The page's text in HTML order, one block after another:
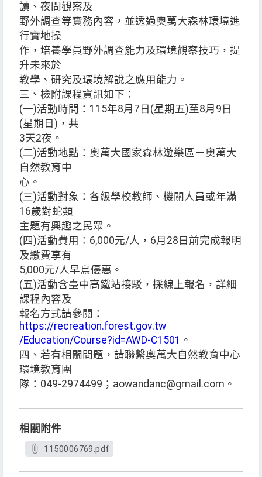
讀、夜間觀察及
野外調查等實務內容，並透過奧萬大森林環境進
行實地操
作，培養學員野外調查能力及環境觀察技巧，提
升未來於
教學、研究及環境解說之應用能力。
三、檢附課程資訊如下：
(一)活動時間：115年8月7日(星期五)至8月9日
(星期日)，共
3天2夜。
(二)活動地點：奧萬大國家森林遊樂區－奧萬大
自然教育中
心。
(三)活動對象：各級學校教師、機關人員或年滿
16歲對蛇類
主題有興趣之民眾。
(四)活動費用：6,000元/人，6月28日前完成報明
及繳費享有
5,000元/人早鳥優惠。
(五)活動含臺中高鐵站接駁，採線上報名，詳細
課程內容及
報名方式請參閱：
https://recreation.forest.gov.tw
/Education/Course?id=AWD-C1501 。
四、若有相關問題，請聯繫奧萬大自然教育中心
環境教育團
隊：049-2974499；aowandanc@gmail.com。
相關附件
1150006769.pdf